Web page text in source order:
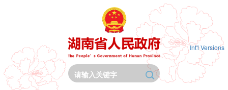
Int'l Versions